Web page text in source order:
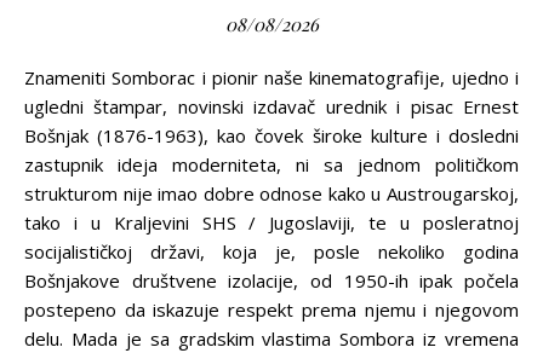
08/08/2026
Znameniti Somborac i pionir naše kinematografije, ujedno i
ugledni štampar, novinski izdavač urednik i pisac Ernest
Bošnjak (1876-1963), kao čovek široke kulture i dosledni
zastupnik ideja moderniteta, ni sa jednom političkom
strukturom nije imao dobre odnose kako u Austrougarskoj,
tako i u Kraljevini SHS / Jugoslaviji, te u posleratnoj
socijalističkoj državi, koja je, posle nekoliko godina
Bošnjakove društvene izolacije, od 1950-ih ipak počela
postepeno da iskazuje respekt prema njemu i njegovom
delu. Mada je sa gradskim vlastima Sombora iz vremena